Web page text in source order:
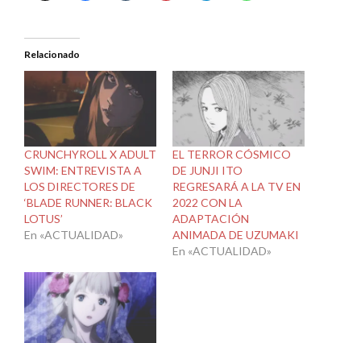
Relacionado
CRUNCHYROLL X ADULT
SWIM: ENTREVISTA A
LOS DIRECTORES DE
‘BLADE RUNNER: BLACK
LOTUS’
En «ACTUALIDAD»
EL TERROR CÓSMICO
DE JUNJI ITO
REGRESARÁ A LA TV EN
2022 CON LA
ADAPTACIÓN
ANIMADA DE UZUMAKI
En «ACTUALIDAD»